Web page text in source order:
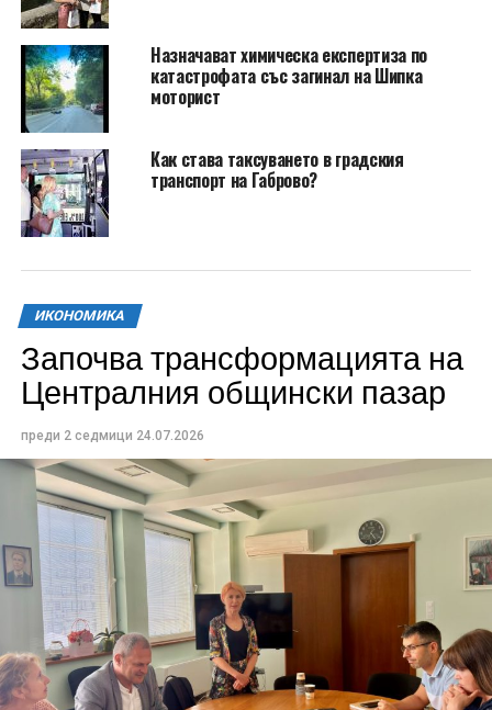
Назначават химическа експертиза по
катастрофата със загинал на Шипка
моторист
Как става таксуването в градския
транспорт на Габрово?
ИКОНОМИКА
Започва трансформацията на
Централния общински пазар
преди 2 седмици 24.07.2026